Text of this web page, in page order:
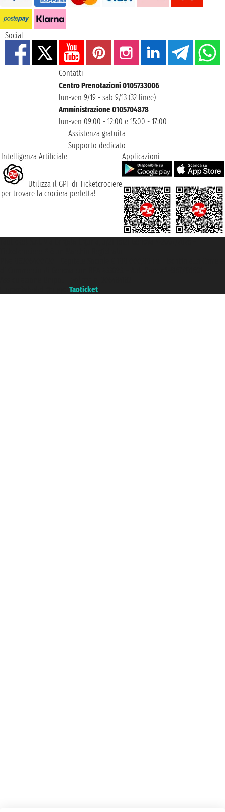
Social
Contatti
Centro Prenotazioni 0105733006
lun-ven 9/19 - sab 9/13 (32 linee)
Amministrazione 0105704878
lun-ven 09:00 - 12:00 e 15:00 - 17:00
Assistenza gratuita
Supporto dedicato
Intelligenza Artificiale
Utilizza il GPT di Ticketcrociere
per trovare la crociera perfetta!
Applicazioni
Taoticket